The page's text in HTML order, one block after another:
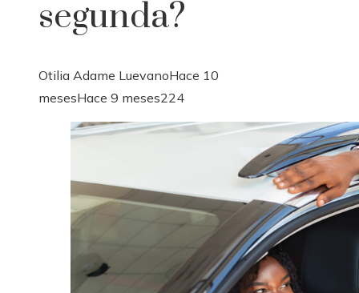
segunda?
Otilia Adame LuevanoHace 10
mesesHace 9 meses224